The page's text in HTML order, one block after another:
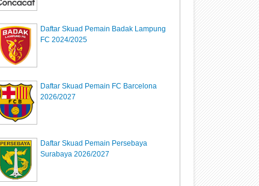
Daftar Skuad Pemain Badak Lampung
FC 2024/2025
Daftar Skuad Pemain FC Barcelona
2026/2027
Daftar Skuad Pemain Persebaya
Surabaya 2026/2027